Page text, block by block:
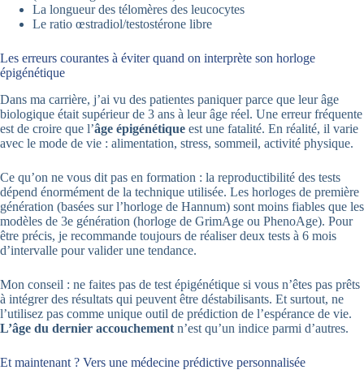
La longueur des télomères des leucocytes
Le ratio œstradiol/testostérone libre
Les erreurs courantes à éviter quand on interprète son horloge
épigénétique
Dans ma carrière, j’ai vu des patientes paniquer parce que leur âge
biologique était supérieur de 3 ans à leur âge réel. Une erreur fréquente
est de croire que l’âge épigénétique est une fatalité. En réalité, il varie
avec le mode de vie : alimentation, stress, sommeil, activité physique.
Ce qu’on ne vous dit pas en formation : la reproductibilité des tests
dépend énormément de la technique utilisée. Les horloges de première
génération (basées sur l’horloge de Hannum) sont moins fiables que les
modèles de 3e génération (horloge de GrimAge ou PhenoAge). Pour
être précis, je recommande toujours de réaliser deux tests à 6 mois
d’intervalle pour valider une tendance.
Mon conseil : ne faites pas de test épigénétique si vous n’êtes pas prêts
à intégrer des résultats qui peuvent être déstabilisants. Et surtout, ne
l’utilisez pas comme unique outil de prédiction de l’espérance de vie.
L’âge du dernier accouchement n’est qu’un indice parmi d’autres.
Et maintenant ? Vers une médecine prédictive personnalisée